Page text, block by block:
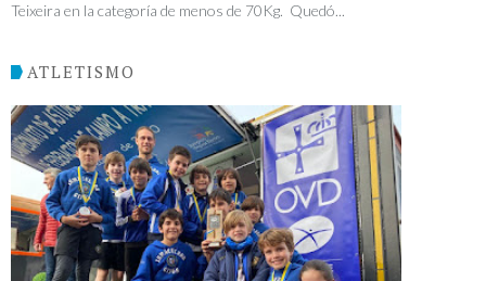
Teixeira en la categoría de menos de 70Kg. Quedó...
ATLETISMO